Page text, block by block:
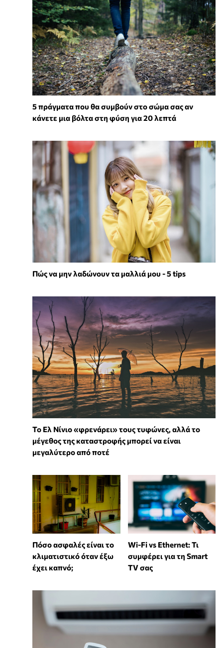
5 πράγματα που θα συμβούν στο σώμα σας αν
κάνετε μια βόλτα στη φύση για 20 λεπτά
Πώς να μην λαδώνουν τα μαλλιά μου - 5 tips
Το Ελ Νίνιο «φρενάρει» τους τυφώνες, αλλά το
μέγεθος της καταστροφής μπορεί να είναι
μεγαλύτερο από ποτέ
Πόσο ασφαλές είναι το
κλιματιστικό όταν έξω
έχει καπνό;
Wi-Fi vs Ethernet: Τι
συμφέρει για τη Smart
TV σας